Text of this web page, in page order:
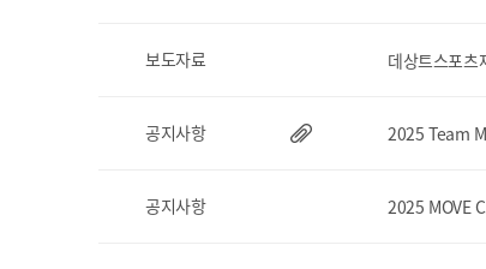
보도자료 데상트스포
공지사항 2025 Team
공지사항 2025 MOVE